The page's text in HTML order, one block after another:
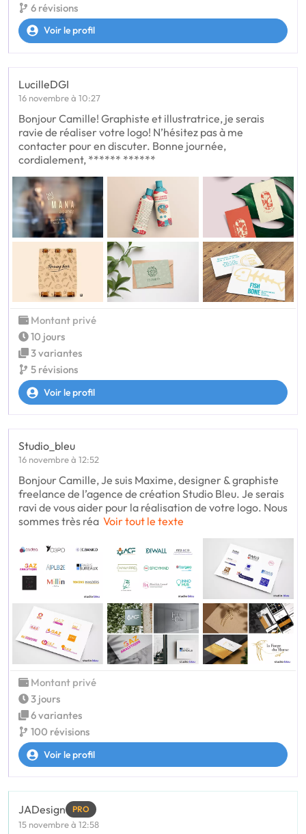
6 révisions
Voir le profil
LucilleDGI
16 novembre à 10:27
Bonjour Camille! Graphiste et illustratrice, je serais
ravie de réaliser votre logo! N’hésitez pas à me
contacter pour en discuter. Bonne journée,
cordialement, ****** ******
Montant privé
10 jours
3 variantes
5 révisions
Voir le profil
Studio_bleu
16 novembre à 12:52
Bonjour Camille, Je suis Maxime, designer & graphiste
freelance de l’agence de création Studio Bleu. Je serais
ravi de vous aider pour la réalisation de votre logo. Nous
sommes très réa Voir tout le texte
Montant privé
3 jours
6 variantes
100 révisions
Voir le profil
JADesign PRO
15 novembre à 12:58